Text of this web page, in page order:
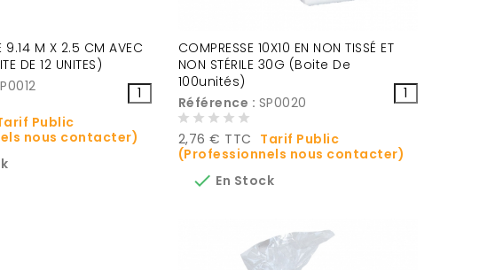
9.14 M X 2.5 CM AVEC
DE 12 UNITES)
Public
nous contacter)
COMPRESSE 10X10 EN NON TISSÉ ET
NON STÉRILE 30G (Boite De
100unités)
Référence : SP0020
Prix
2,76 € TTC Tarif Public
(Professionnels nous contacter)
 En Stock